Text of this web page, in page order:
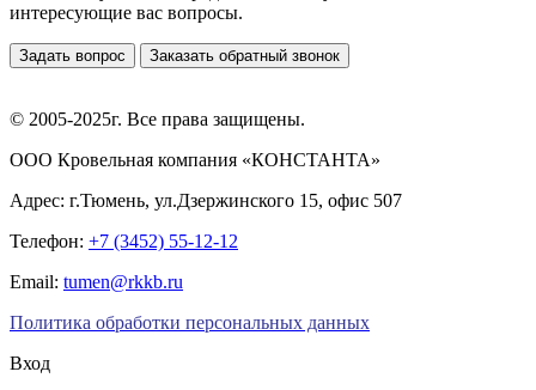
интересующие вас вопросы.
Задать вопрос Заказать обратный звонок
© 2005-2025г. Все права защищены.
ООО Кровельная компания «КОНСТАНТА»
Адрес: г.Тюмень, ул.Дзержинского 15, офис 507
Телефон: +7 (3452) 55-12-12
Email: tumen@rkkb.ru
Политика обработки персональных данных
Вход